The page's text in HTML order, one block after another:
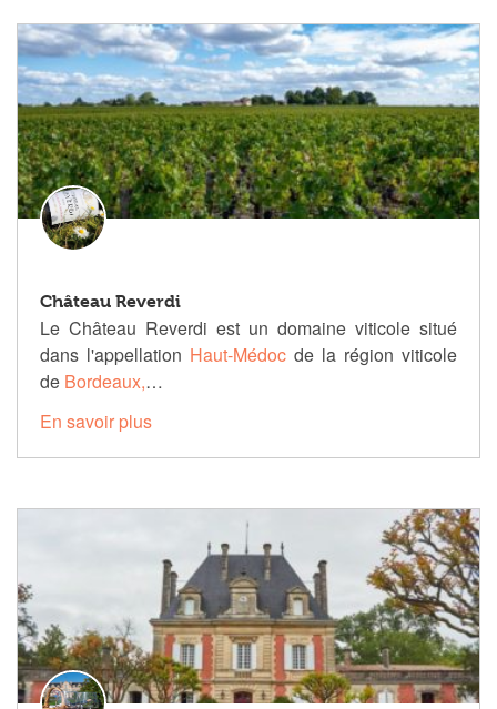
Château Reverdi
Le Château Reverdi est un domaine viticole situé
dans l'appellation Haut-Médoc de la région viticole
de Bordeaux,…
En savoir plus